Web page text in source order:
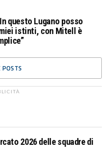
questo Lugano posso
istinti, con Mitell è
POSTS
2026 delle squadre di